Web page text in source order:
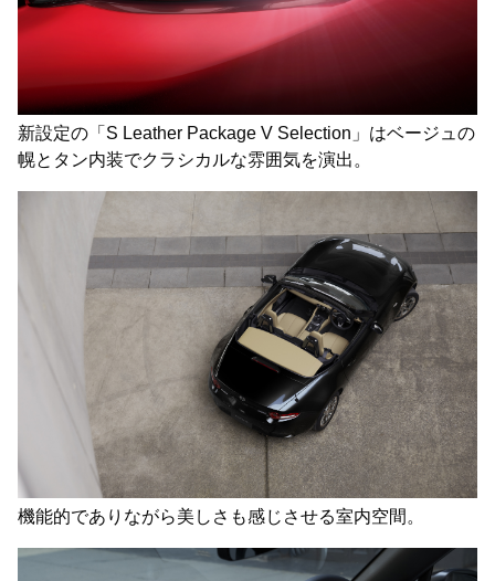
新設定の「S Leather Package V Selection」はベージュの
幌とタン内装でクラシカルな雰囲気を演出。
機能的でありながら美しさも感じさせる室内空間。